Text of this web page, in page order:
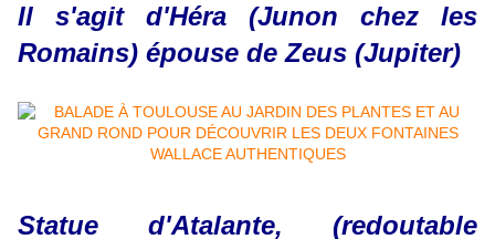
Il s'agit d'Héra (Junon chez les
Romains) épouse de Zeus (Jupiter)
Statue d'Atalante, (redoutable